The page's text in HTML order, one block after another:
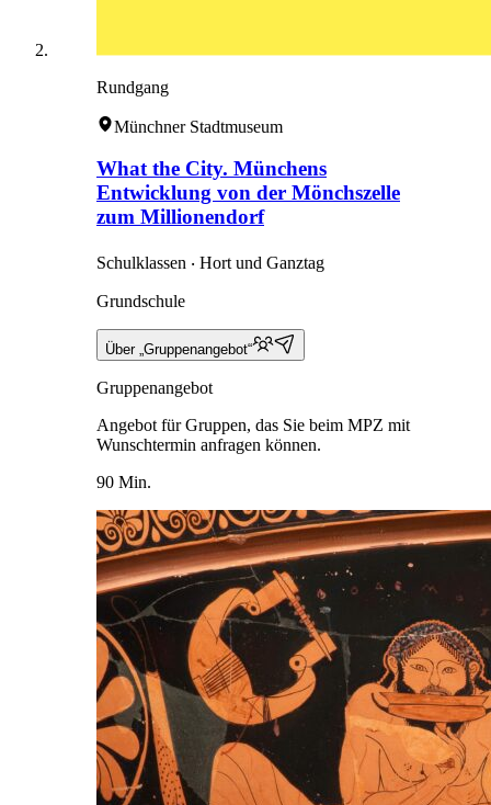
Rundgang
Münchner Stadtmuseum
What the City. Münchens
Entwicklung von der Mönchszelle
zum Millionendorf
Schulklassen ‧ Hort und Ganztag
Grundschule
Über „Gruppenangebot“
Gruppenangebot
Angebot für Gruppen, das Sie beim MPZ mit
Wunschtermin anfragen können.
90 Min.